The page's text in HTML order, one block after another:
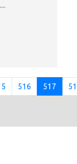
516 517